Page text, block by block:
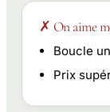
✗ On aime
Boucle
Prix